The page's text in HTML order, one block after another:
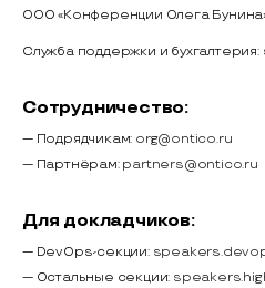
ООО «Конференции Олега
Служба поддержки и бухгалтерия:
Сотрудничество:
— Подрядчикам: org@ontico.ru
— Партнёрам: partners@ontico.ru
Для докладчиков:
— DevOps-секции:
— Остальные секции: